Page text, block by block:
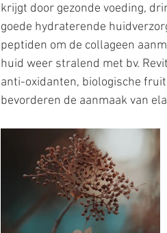
krijgt door gezonde voeding,
goede hydraterende
peptiden om de collageen
huid weer stralend met bv.
anti-oxidanten, biologische
bevorderen de aanmaak van